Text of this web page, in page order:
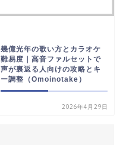
幾億光年の歌い方とカラオケ
難易度｜高音ファルセットで
声が裏返る人向けの攻略とキ
ー調整（Omoinotake）
2026年4月29日